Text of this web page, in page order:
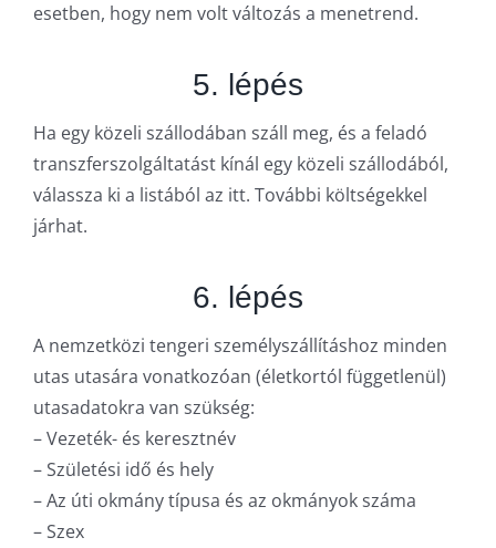
esetben, hogy nem volt változás a menetrend.
5. lépés
Ha egy közeli szállodában száll meg, és a feladó
transzferszolgáltatást kínál egy közeli szállodából,
válassza ki a listából az itt. További költségekkel
járhat.
6. lépés
A nemzetközi tengeri személyszállításhoz minden
utas utasára vonatkozóan (életkortól függetlenül)
utasadatokra van szükség:
– Vezeték- és keresztnév
– Születési idő és hely
– Az úti okmány típusa és az okmányok száma
– Szex